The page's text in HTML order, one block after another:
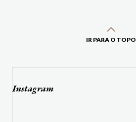
IR PARA O TOPO
Instagram